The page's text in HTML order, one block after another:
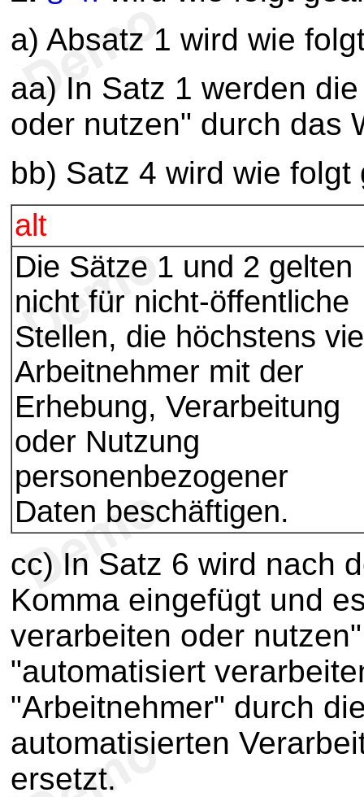
a) Absatz 1 wird wie
aa) In Satz 1 werden
oder nutzen" durch das
bb) Satz 4 wird wie folgt
alt
Die Sätze 1 und 2 gelten
nicht für nicht-öffentliche
Stellen, die höchstens
Arbeitnehmer mit der
Erhebung, Verarbeitung
oder Nutzung
personenbezogener
Daten beschäftigen.
cc) In Satz 6 wird nach
Komma eingefügt und
verarbeiten oder
"automatisiert
"Arbeitnehmer" durch
automatisierten
ersetzt.